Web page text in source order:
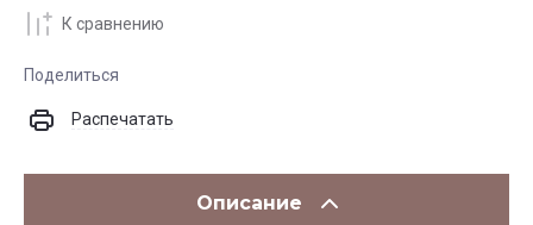
К сравнению
Поделиться
Распечатать
Описание